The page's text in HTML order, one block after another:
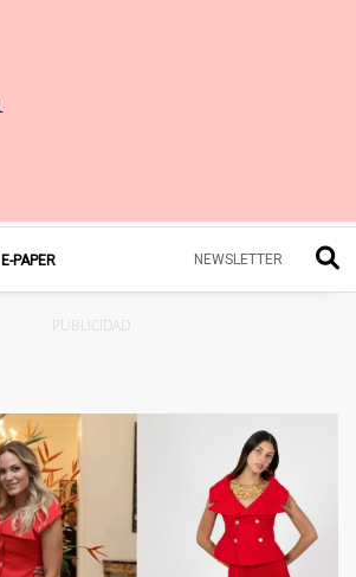
E-PAPER NEWSLETTER
PUBLICIDAD